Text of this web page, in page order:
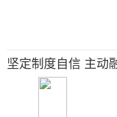
坚定制度自信 主动